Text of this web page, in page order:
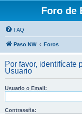
Foro de
FAQ
Paso NW Foros
Por favor, identifícate
Usuario
Usuario o Email:
Contraseña: